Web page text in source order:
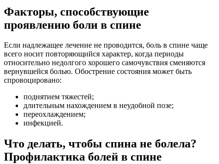
Факторы, способствующие
проявлению боли в спине
Если надлежащее лечение не проводится, боль в спине чаще
всего носит повторяющийся характер, когда периоды
относительно недолгого хорошего самочувствия сменяются
вернувшейся болью. Обострение состояния может быть
спровоцировано:
поднятием тяжестей;
длительным нахождением в неудобной позе;
переохлаждением;
инфекцией.
Что делать, чтобы спина не болела?
Профилактика болей в спине